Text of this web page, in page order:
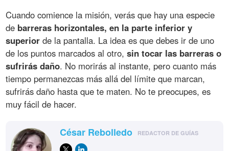
Cuando comience la misión, verás que hay una especie
de barreras horizontales, en la parte inferior y
superior de la pantalla. La idea es que debes ir de uno
de los puntos marcados al otro,sin tocar las barreras o
sufrirás daño. No morirás al instante, pero cuanto más
tiempo permanezcas más allá del límite que marcan,
sufrirás daño hasta que te maten. No te preocupes, es
muy fácil de hacer.
César Rebolledo REDACTOR DE GUÍAS